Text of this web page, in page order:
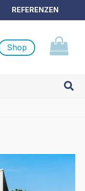
REFERENZEN
Shop